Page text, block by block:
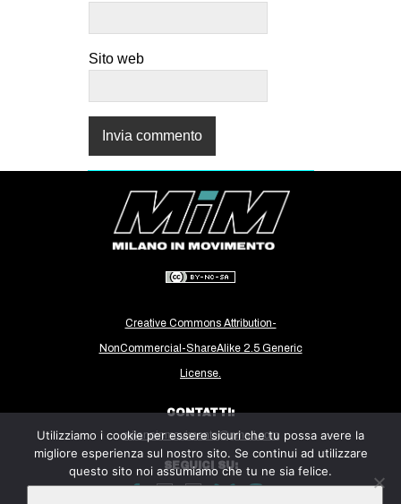
Sito web
Creative Commons Attribution-
NonCommercial-ShareAlike 2.5 Generic
License.
CONTATTI:
milanoinmovimento@gmail.com
SEGUICI SU:
Utilizziamo i cookie per essere sicuri che tu possa avere la
migliore esperienza sul nostro sito. Se continui ad utilizzare
questo sito noi assumiamo che tu ne sia felice.